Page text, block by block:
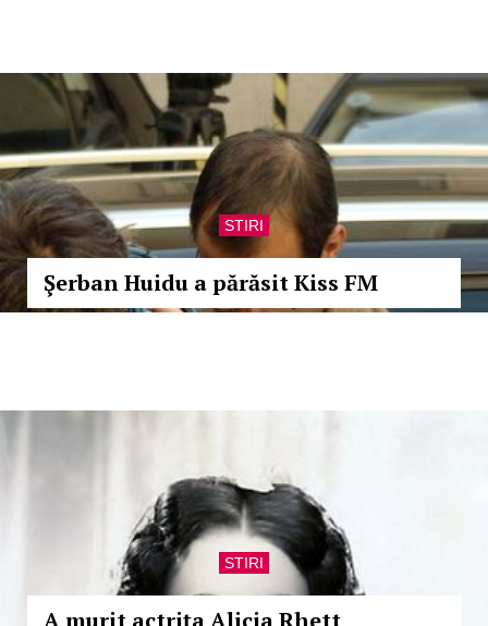
STIRI
Şerban Huidu a părăsit Kiss FM
STIRI
A murit actriţa Alicia Rhett